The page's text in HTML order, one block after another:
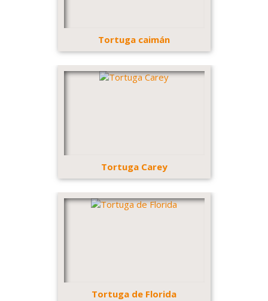
Tortuga caimán
Tortuga Carey
Tortuga de Florida